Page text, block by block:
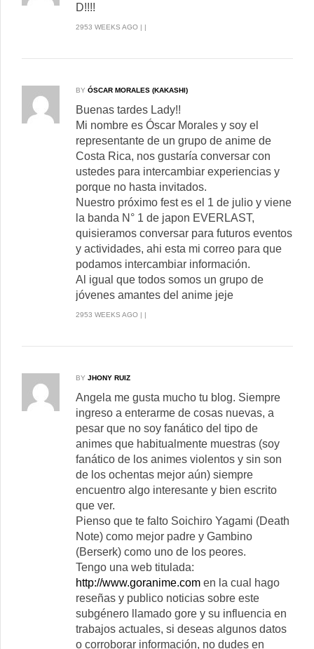
D!!!!
2953 WEEKS AGO | |
BY ÓSCAR MORALES (KAKASHI)
Buenas tardes Lady!!
Mi nombre es Óscar Morales y soy el
representante de un grupo de anime de
Costa Rica, nos gustaría conversar con
ustedes para intercambiar experiencias y
porque no hasta invitados.
Nuestro próximo fest es el 1 de julio y viene
la banda N° 1 de japon EVERLAST,
quisieramos conversar para futuros eventos
y actividades, ahi esta mi correo para que
podamos intercambiar información.
Al igual que todos somos un grupo de
jóvenes amantes del anime jeje
2953 WEEKS AGO | |
BY JHONY RUIZ
Angela me gusta mucho tu blog. Siempre
ingreso a enterarme de cosas nuevas, a
pesar que no soy fanático del tipo de
animes que habitualmente muestras (soy
fanático de los animes violentos y sin son
de los ochentas mejor aún) siempre
encuentro algo interesante y bien escrito
que ver.
Pienso que te falto Soichiro Yagami (Death
Note) como mejor padre y Gambino
(Berserk) como uno de los peores.
Tengo una web titulada:
http://www.goranime.comen la cual hago
reseñas y publico noticias sobre este
subgénero llamado gore y su influencia en
trabajos actuales, si deseas algunos datos
o corroborar información, no dudes en